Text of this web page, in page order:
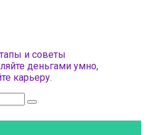
и советы
деньгами умно,
карьеру.